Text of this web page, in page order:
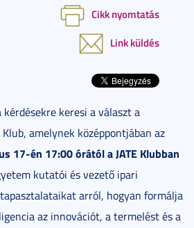
Cikk nyomtatás
Link küldés
keresi a választ a
amelynek középpontjában az
17-én 17:00 órától a JATE Klubban
kutatói és vezető ipari
arról, hogyan formálja
az innovációt, a termelést és a